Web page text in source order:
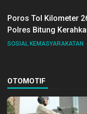
Poros Tol Kilometer
Polres Bitung
SOSIAL KEMASYARAKATAN
OTOMOTIF